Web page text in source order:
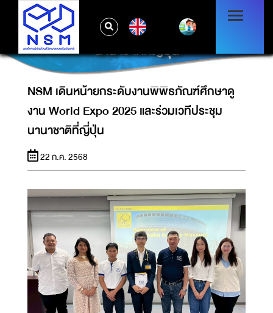
NSM เดินหน้ายกระดับงานพิพิธภัณฑ์ศึกษาดูงาน
WORLD EXPO 2025 และร่วมเวทีประชุม
นานาชาติที่ญี่ปุ่น
NSM เดินหน้ายกระดับงานพิพิธภัณฑ์ศึกษาดู
งาน World Expo 2025 และร่วมเวทีประชุม
นานาชาติที่ญี่ปุ่น
22 ก.ค. 2568